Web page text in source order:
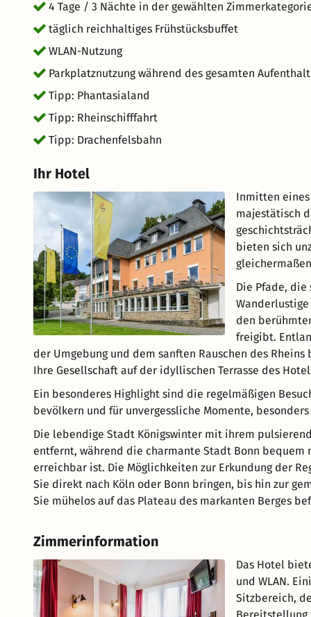
4 Tage / 3 Nächte in der gewählten
täglich reichhaltiges Frühstücksbuffet
WLAN-Nutzung
Parkplatznutzung während des gesamten
Tipp: Phantasialand
Tipp: Rheinschifffahrt
Tipp: Drachenfelsbahn
Ihr Hotel
Inmitten
majestätisch
bieten sich
Die Pfade,
den
freigibt.
der Umgebung und dem sanften Rauschen des
Ihre Gesellschaft auf der idyllischen Terrasse des
Ein besonderes Highlight sind die regelmäßigen
bevölkern und für unvergessliche Momente,
Die lebendige Stadt Königswinter mit ihrem
entfernt, während die charmante Stadt Bonn
erreichbar ist. Die Möglichkeiten zur Erkundung der
Sie direkt nach Köln oder Bonn bringen, bis hin zur
Sie mühelos auf das Plateau des markanten Berges
Zimmerinformation
Das Hotel
und WLAN.
Sitzbereich,